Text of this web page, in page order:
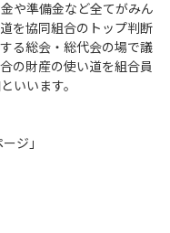
や準備金など全てがみん
を協同組合のトップ判断
る総会・総代会の場で議
の財産の使い道を組合員
いいます。
ジ」